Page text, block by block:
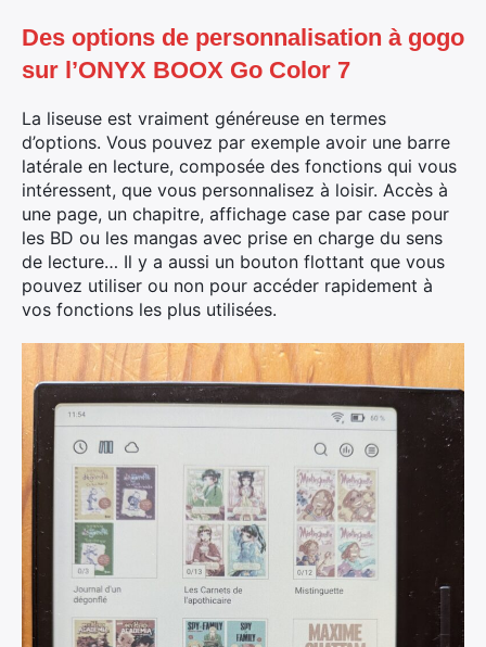
Des options de personnalisation à gogo
sur l’ONYX BOOX Go Color 7
La liseuse est vraiment généreuse en termes
d’options. Vous pouvez par exemple avoir une barre
latérale en lecture, composée des fonctions qui vous
intéressent, que vous personnalisez à loisir. Accès à
une page, un chapitre, affichage case par case pour
les BD ou les mangas avec prise en charge du sens
de lecture… Il y a aussi un bouton flottant que vous
pouvez utiliser ou non pour accéder rapidement à
vos fonctions les plus utilisées.